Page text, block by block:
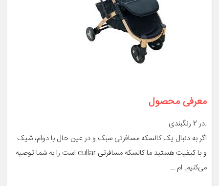
معرفی محصول
.در 2 رنگبندی
اگر به دنبال یک کالسکه مسافرتی سبک و در عین حال با دوام، شیک
و با کیفیت هستید ما کالسکه مسافرتی cullar است را به شما توصیه
می‌کنیم. ام …